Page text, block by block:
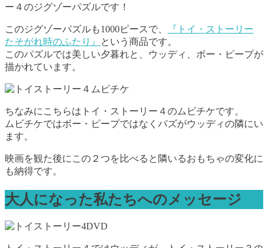
ー４のジグゾーパズルです！
このジグゾーパズルも1000ピースで、
『トイ・ストーリー
たそがれ時のふたり』
という商品です。
このパズルでは美しい夕暮れと、ウッディ、ボー・ピープが
描かれています。
ちなみにこちらはトイ・ストーリー４のムビチケです。
ムビチケではボー・ピープではなくバズがウッディの隣にい
ます。
映画を観た後にこの２つを比べると隣いるおもちゃの変化に
も納得です。
大人になった私たちへのメッセージ